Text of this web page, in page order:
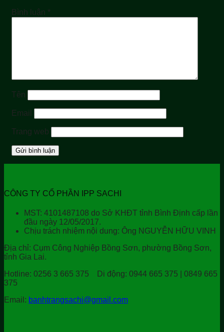
Bình luận *
Tên
Email
Trang web
CÔNG TY CỔ PHẦN IPP SACHI
MST: 4101487108 do Sở KHĐT tỉnh Bình Định cấp lần
đầu ngày 12/05/2017.
Chịu trách nhiệm nội dung: Ông NGUYỄN HỮU VINH
Địa chỉ: Cụm Công Nghiệp Bồng Sơn, phường Bồng Sơn,
tỉnh Gia Lai.
Hotline: 0256 3 665 375 Di động: 0944 665 375 | 0849 665
375
Email: banhtrangsachi@gmail.com